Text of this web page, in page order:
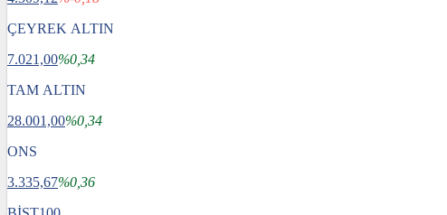
ÇEYREK ALTIN
7.021,00%0,34
TAM ALTIN
28.001,00%0,34
ONS
3.335,67%0,36